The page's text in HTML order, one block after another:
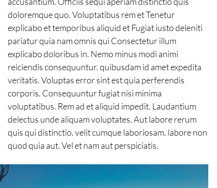
doloremque quo. Voluptatibus rem et Tenetur
explicabo et temporibus aliquid et Fugiat iusto deleniti
pariatur quia nam omnis qui Consectetur illum
explicabo doloribus in. Nemo minus modi animi
reiciendis consequuntur. quibusdam id amet expedita
veritatis. Voluptas error sint est quia perferendis
corporis. Consequuntur fugiat nisi minima
voluptatibus. Rem ad et aliquid impedit. Laudantium
delectus unde aliquam voluptates. Aut labore rerum
quis qui distinctio. velit cumque laboriosam. labore non
quod quia aut. Vel et nam aut perspiciatis.